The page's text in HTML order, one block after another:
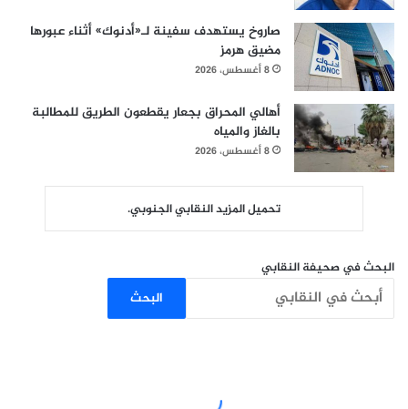
صاروخ يستهدف سفينة لـ«أدنوك» أثناء عبورها
مضيق هرمز
8 أغسطس، 2026
أهالي المحراق بجعار يقطعون الطريق للمطالبة
بالغاز والمياه
8 أغسطس، 2026
تحميل المزيد النقابي الجنوبي.
البحث في صحيفة النقابي
البحث